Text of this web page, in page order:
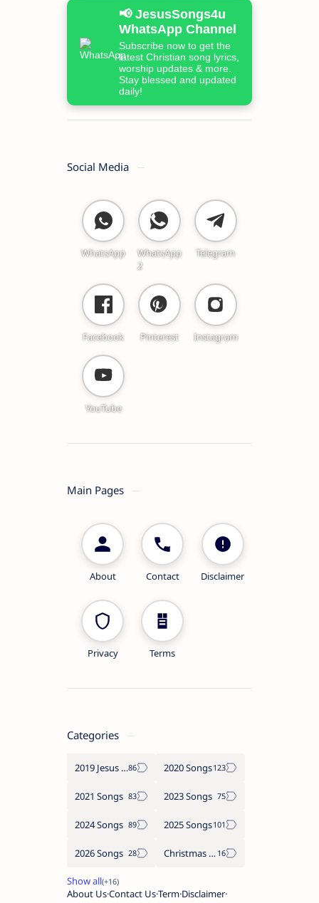
📢 JesusSongs4u
WhatsApp Channel
Subscribe now to get the
latest Christian song lyrics,
worship updates & more.
Stay blessed and updated
daily!
Social Media
WhatsApp
WhatsApp
2
Telegram
Facebook Pinterest Instagram
YouTube
Main Pages
About Contact Disclaimer
Privacy Terms
Categories
2019 Jesus songs 2020 Songs
2021 Songs 2023 Songs
2024 Songs 2025 Songs
2026 Songs Christmas Songs
About UsContact UsTerm Disclaimer